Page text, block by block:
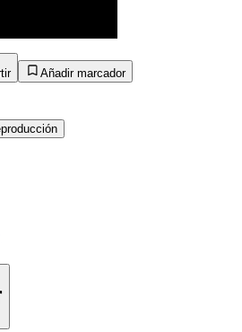
Añadir marcador